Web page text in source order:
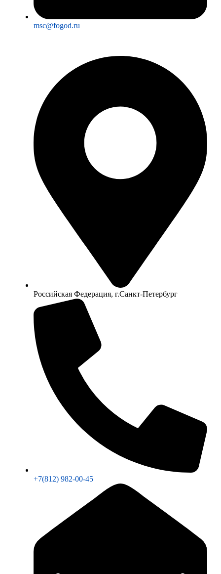
msc@fogod.ru
Российская Федерация, г.Санкт-Петербург
+7(812) 982-00-45